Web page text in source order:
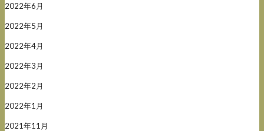
2022年6月
2022年5月
2022年4月
2022年3月
2022年2月
2022年1月
2021年11月